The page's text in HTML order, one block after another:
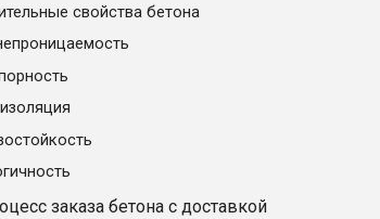
свойства бетона
заказа бетона с доставкой